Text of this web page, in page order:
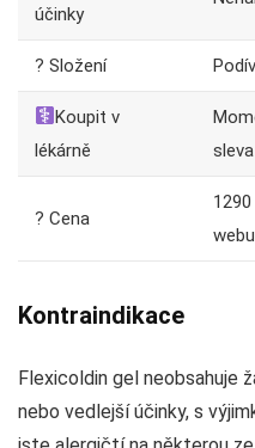
účinky
? Složení
Koupit v
lékárně
sleva
? Cena
webu
Kontraindikace
Flexicoldin gel neobsahuje
nebo vedlejší účinky, s